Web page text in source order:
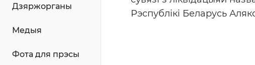
Дзяржорганы
Медыя
Фота для прэсы
Рэспублікі Беларусь